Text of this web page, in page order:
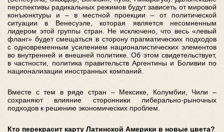
перспективы радикальных режимов будут зависеть от мировой
конъюнктуры и – в местной проекции – от политической
ситуации в Венесуэле, которая является несомненным
лидером этой группы стран. Не исключено, что весь «левый
фланг» будет смещаться в сторону прагматических подходов
с одновременным усилением националистических элементов
во внутренней и внешней политике. Об этом свидетельствует,
в частности, политика правительств Аргентины и Боливии по
национализации иностранных компаний.
Вместе с тем в ряде стран – Мексике, Колумбии, Чили –
сохраняют влияние сторонники либерально-рыночных
подходов к решению экономических проблем.
Кто перекрасит карту Латинской Америки в новые цвета?